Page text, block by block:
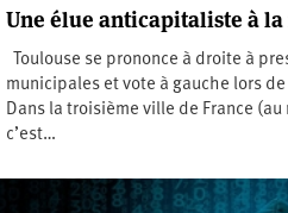
Une élue anticapitaliste à
Toulouse se prononce à droite à
municipales et vote à gauche lors
Dans la troisième ville de France
c’est…